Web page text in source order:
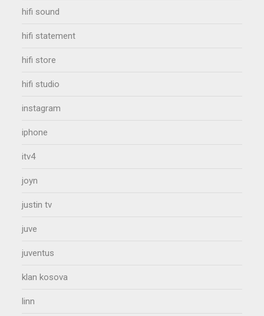
hifi sound
hifi statement
hifi store
hifi studio
instagram
iphone
itv4
joyn
justin tv
juve
juventus
klan kosova
linn